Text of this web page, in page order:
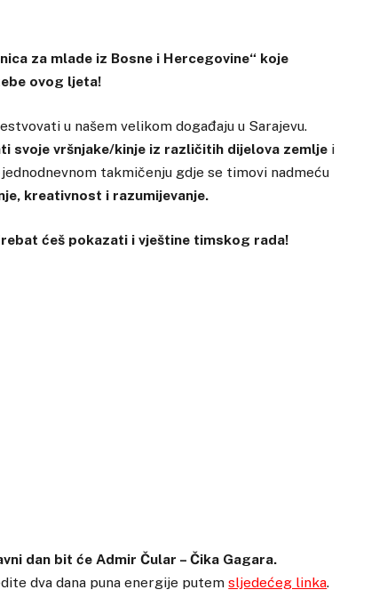
za mlade iz Bosne i Hercegovine“ koje
ovog ljeta!
u našem velikom događaju u Sarajevu.
svoje vršnjake/kinje iz različitih dijelova zemlje i
takmičenju gdje se timovi nadmeću
kreativnost i razumijevanje.
ćeš pokazati i vještine timskog rada!
dan bit će Admir Čular – Čika Gagara.
dva dana puna energije putemsljedećeg linka.